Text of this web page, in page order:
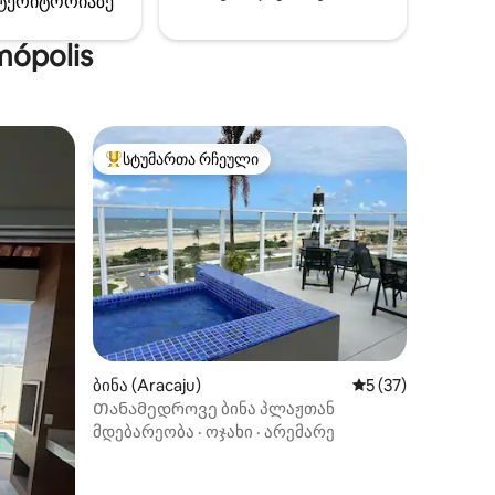
სურს.
სტუმართა რჩეული მოწინავე ვარიანტი
სტუმართა რჩეული
ბინა (Aracaju) საშუალო
5 (37)
Თანამედროვე ბინა პლაჟთან
მდებარეობა · ოჯახი · არემარე